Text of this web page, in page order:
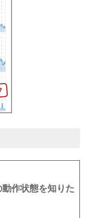
作状態を知りた